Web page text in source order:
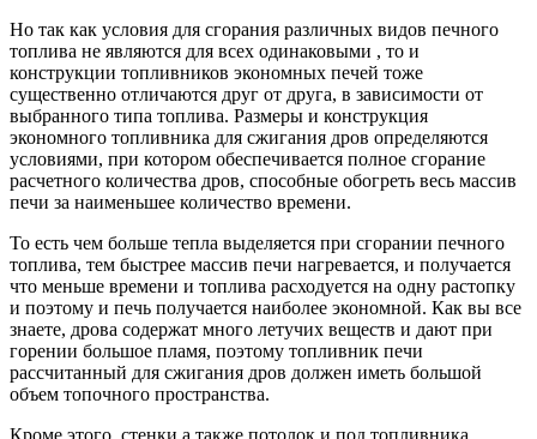
Но так как условия для сгорания различных видов печного
топлива не являются для всех одинаковыми , то и
конструкции топливников экономных печей тоже
существенно отличаются друг от друга, в зависимости от
выбранного типа топлива. Размеры и конструкция
экономного топливника для сжигания дров определяются
условиями, при котором обеспечивается полное сгорание
расчетного количества дров, способные обогреть весь массив
печи за наименьшее количество времени.
То есть чем больше тепла выделяется при сгорании печного
топлива, тем быстрее массив печи нагревается, и получается
что меньше времени и топлива расходуется на одну растопку
и поэтому и печь получается наиболее экономной. Как вы все
знаете, дрова содержат много летучих веществ и дают при
горении большое пламя, поэтому топливник печи
рассчитанный для сжигания дров должен иметь большой
объем топочного пространства.
Кроме этого, стенки а также потолок и под топливника